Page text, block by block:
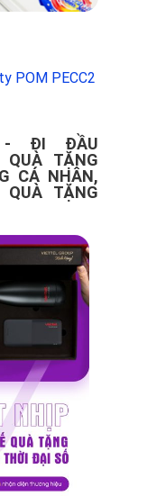
POM PECC2
- ĐI ĐẦU
TẶNG
CÁ NHÂN,
QUÀ TẶNG